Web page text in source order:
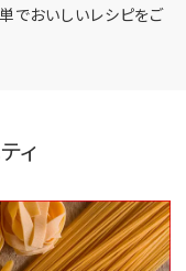
でおいしいレシピをご
ィ